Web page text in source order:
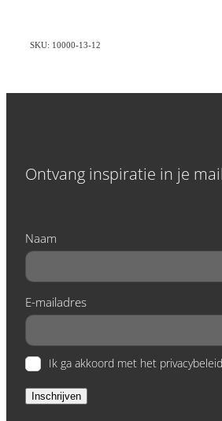
SKU: 10000-13-12
Ontvang inspiratie in je
Naam
E-mailadres
Ik ga akkoord met het
Inschrijven